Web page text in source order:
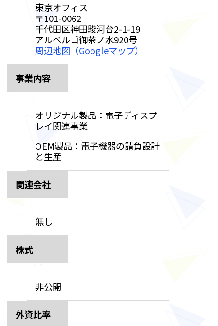
東京オフィス
〒101-0062
千代田区神田駿河台2-1-19
アルベルゴ御茶ノ水920号
周辺地図（Googleマップ）
事業内容
オリジナル製品：電子ディスプ
レイ関連事業
OEM製品：電子機器の請負設計
と生産
関連会社
無し
株式
非公開
外資比率